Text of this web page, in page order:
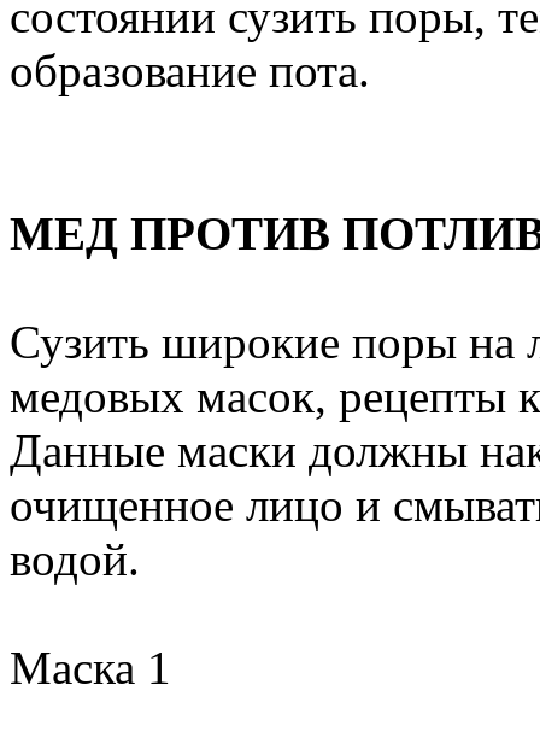
состоянии сузить поры,
образование пота.
МЕД ПРОТИВ
Сузить широкие поры на
медовых масок, рецепты
Данные маски должны
очищенное лицо и
водой.
Маска 1